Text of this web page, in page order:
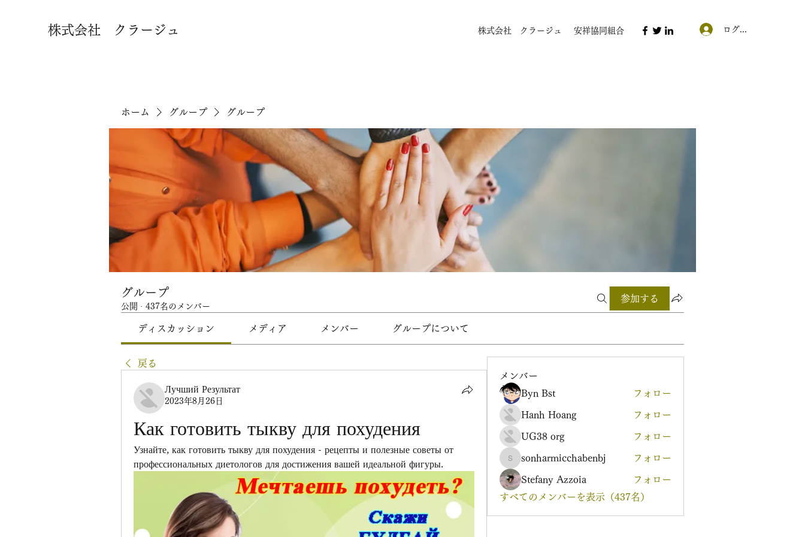
株式会社 クラージュ 株式会社 クラージュ 安祥協同組合 ログイン
ホーム グループ グループ
グループ
公開 · 437名のメンバー
参加する
ディスカッション メディア メンバー グループについて
戻る
Лучший Результат
2023年8月26日
Как готовить тыкву для похудения
Узнайте, как готовить тыкву для похудения - рецепты и полезные советы от
профессиональных диетологов для достижения вашей идеальной фигуры.
メンバー
Byn Bst
フォロー
Hanh Hoang フォロー
UG38 org フォロー
sonharmicchabenbj
sonharmicchabenbj フォロー
Stefany Azzoia
フォロー
すべてのメンバーを表示（437名）